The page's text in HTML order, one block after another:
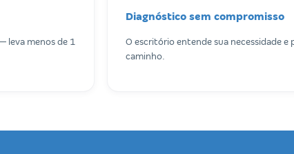
leva menos de 1
Diagnóstico sem compromisso
O escritório entende sua necessidade e
caminho.